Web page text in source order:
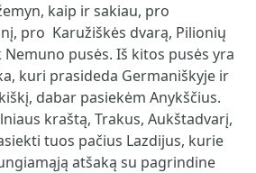
kaip ir sakiau, pro
pro Karužiškės dvarą, Pilionių
pusės. Iš kitos pusės yra
kuri prasideda Germaniškyje ir
dabar pasiekėm Anykščius.
kraštą, Trakus, Aukštadvarį,
tuos pačius Lazdijus, kurie
atšaką su pagrindine